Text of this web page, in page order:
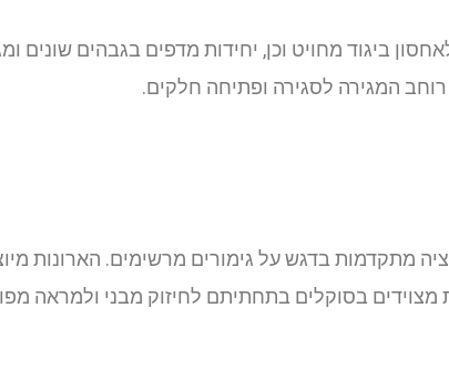
ביגוד מחויט וכן, יחידות מדפים בגבהים שונים
מתקדמות בדגש על גימורים מרשימים. הארונות
מצוידים בסוקלים בתחתיתם לחיזוק מבני ולמראה